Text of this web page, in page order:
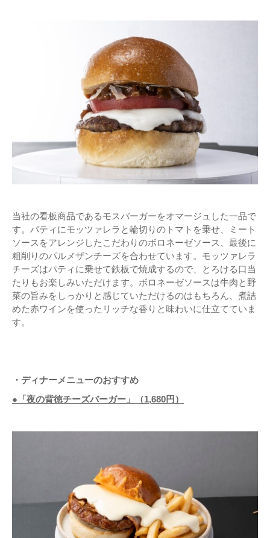
当社の看板商品であるモスバーガーをオマージュした一品で
す。パティにモッツァレラと輪切りのトマトを乗せ、ミート
ソースをアレンジしたこだわりのボロネーゼソース、最後に
粗削りのパルメザンチーズを合わせています。モッツァレラ
チーズはパティに乗せて鉄板で焼成するので、とろける口当
たりもお楽しみいただけます。ボロネーゼソースは牛肉と野
菜の旨みをしっかりと感じていただけるのはもちろん、煮詰
めた赤ワインを使ったリッチな香りと味わいに仕立てていま
す。
・ディナーメニューのおすすめ
●「夜の背徳チーズバーガー」（1,680円）